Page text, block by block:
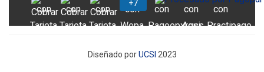
Diseñado porUCSI 2023